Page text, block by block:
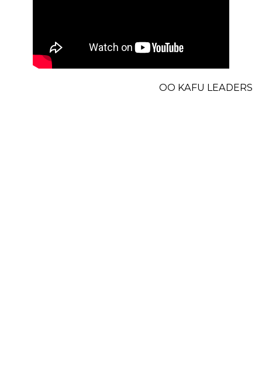
ОО KAFU LEADERS